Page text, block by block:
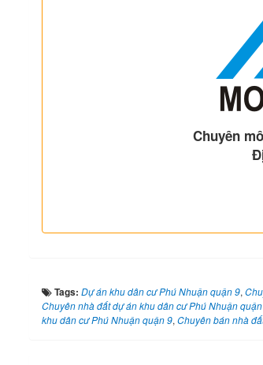
Chuyên
Tags: Dự án khu dân cư Phú Nhuận quận 9,
Chuyên nhà đất dự án khu dân cư Phú Nhuận
khu dân cư Phú Nhuận quận 9, Chuyên bán nhà